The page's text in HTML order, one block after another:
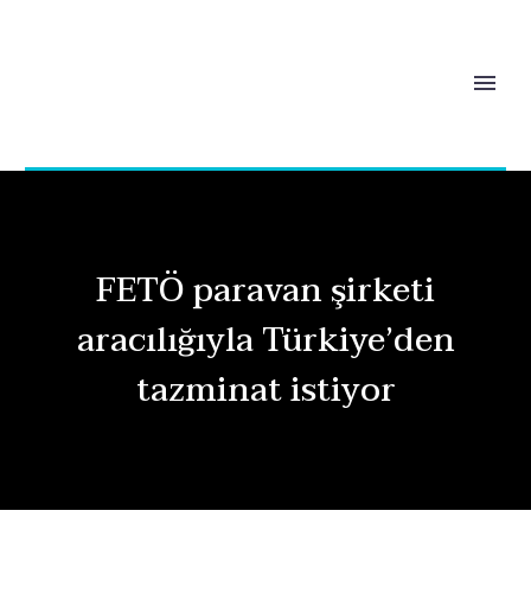
FETÖ paravan şirketi
aracılığıyla Türkiye’den
tazminat istiyor